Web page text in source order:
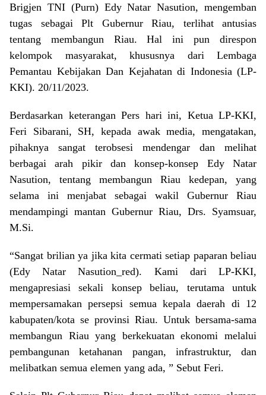
Brigjen TNI (Purn) Edy Natar Nasution, mengemban
tugas sebagai Plt Gubernur Riau, terlihat antusias
tentang membangun Riau. Hal ini pun direspon
kelompok masyarakat, khususnya dari Lembaga
Pemantau Kebijakan Dan Kejahatan di Indonesia (LP-
KKI). 20/11/2023.
Berdasarkan keterangan Pers hari ini, Ketua LP-KKI,
Feri Sibarani, SH, kepada awak media, mengatakan,
pihaknya sangat terobsesi mendengar dan melihat
berbagai arah pikir dan konsep-konsep Edy Natar
Nasution, tentang membangun Riau kedepan, yang
selama ini menjabat sebagai wakil Gubernur Riau
mendampingi mantan Gubernur Riau, Drs. Syamsuar,
M.Si.
“Sangat brilian ya jika kita cermati setiap paparan beliau
(Edy Natar Nasution_red). Kami dari LP-KKI,
mengapresiasi sekali konsep beliau, terutama untuk
mempersamakan persepsi semua kepala daerah di 12
kabupaten/kota se provinsi Riau. Untuk bersama-sama
membangun Riau yang berkekuatan ekonomi melalui
pembangunan ketahanan pangan, infrastruktur, dan
melibatkan semua elemen yang ada, ” Sebut Feri.